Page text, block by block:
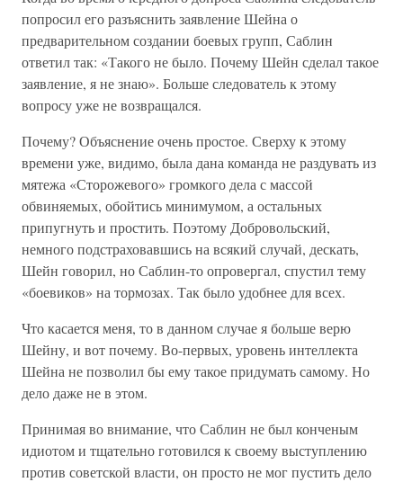
попросил его разъяснить заявление Шейна о
предварительном создании боевых групп, Саблин
ответил так: «Такого не было. Почему Шейн сделал такое
заявление, я не знаю». Больше следователь к этому
вопросу уже не возвращался.
Почему? Объяснение очень простое. Сверху к этому
времени уже, видимо, была дана команда не раздувать из
мятежа «Сторожевого» громкого дела с массой
обвиняемых, обойтись минимумом, а остальных
припугнуть и простить. Поэтому Добровольский,
немного подстраховавшись на всякий случай, дескать,
Шейн говорил, но Саблин-то опровергал, спустил тему
«боевиков» на тормозах. Так было удобнее для всех.
Что касается меня, то в данном случае я больше верю
Шейну, и вот почему. Во-первых, уровень интеллекта
Шейна не позволил бы ему такое придумать самому. Но
дело даже не в этом.
Принимая во внимание, что Саблин не был конченым
идиотом и тщательно готовился к своему выступлению
против советской власти, он просто не мог пустить дело